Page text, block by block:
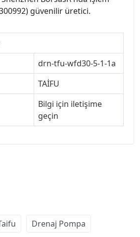
güvenilir üretici.
drn-tfu-wfd30-5-1-1a
TAİFU
Bilgi için iletişime
geçin
Drenaj Pompa